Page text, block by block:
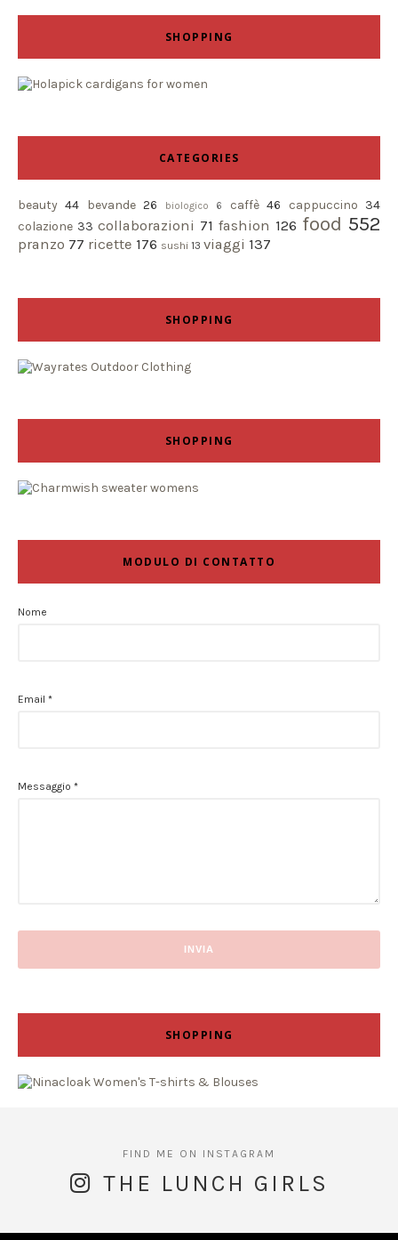
SHOPPING
CATEGORIES
beauty 44 bevande 26 biologico 6 caffè 46 cappuccino 34
colazione 33 collaborazioni 71 fashion 126 food 552
pranzo 77 ricette 176 sushi 13 viaggi 137
SHOPPING
SHOPPING
MODULO DI CONTATTO
Nome
Email *
Messaggio *
SHOPPING
THE LUNCH GIRLS